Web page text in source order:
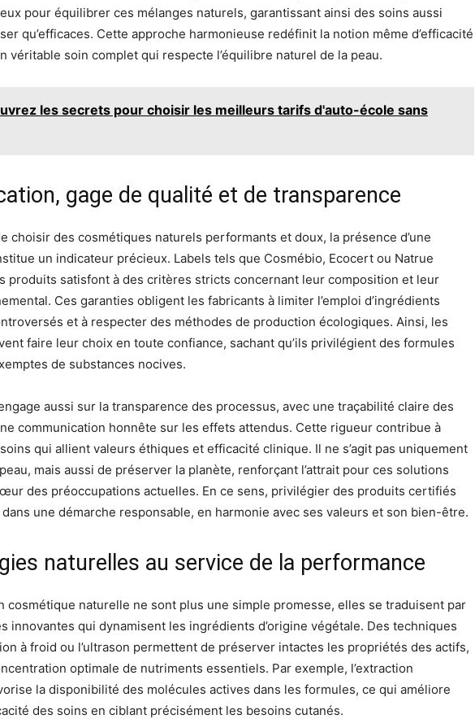
pour équilibrer ces mélanges naturels, garantissant ainsi des soins aussi
qu’efficaces. Cette approche harmonieuse redéfinit la notion même d’efficacité
véritable soin complet qui respecte l’équilibre naturel de la peau.
les secrets pour choisir les meilleurs tarifs d'auto-école sans
gage de qualité et de transparence
choisir des cosmétiques naturels performants et doux, la présence d’une
un indicateur précieux. Labels tels que Cosmébio, Ecocert ou Natrue
produits satisfont à des critères stricts concernant leur composition et leur
Ces garanties obligent les fabricants à limiter l’emploi d’ingrédients
et à respecter des méthodes de production écologiques. Ainsi, les
faire leur choix en toute confiance, sachant qu’ils privilégient des formules
de substances nocives.
aussi sur la transparence des processus, avec une traçabilité claire des
communication honnête sur les effets attendus. Cette rigueur contribue à
qui allient valeurs éthiques et efficacité clinique. Il ne s’agit pas uniquement
mais aussi de préserver la planète, renforçant l’attrait pour ces solutions
des préoccupations actuelles. En ce sens, privilégier des produits certifiés
dans une démarche responsable, en harmonie avec ses valeurs et son bien-être.
naturelles au service de la performance
cosmétique naturelle ne sont plus une simple promesse, elles se traduisent par
innovantes qui dynamisent les ingrédients d’origine végétale. Des techniques
à froid ou l’ultrason permettent de préserver intactes les propriétés des actifs,
optimale de nutriments essentiels. Par exemple, l’extraction
la disponibilité des molécules actives dans les formules, ce qui améliore
des soins en ciblant précisément les besoins cutanés.